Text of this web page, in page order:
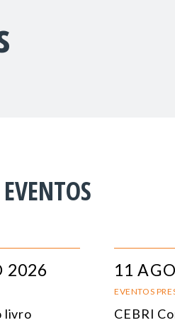
EVENTOS
2026
livro
11
EVENTOS
CEBRI